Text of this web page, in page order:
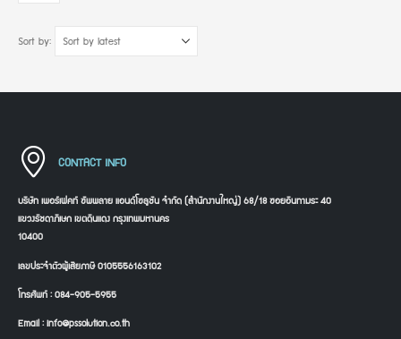
Sort by:
CONTACT INFO
บริษัท เพอร์เฟคท์ ซัพพลาย แอนด์โซลูชัน จำกัด (สำนักงานใหญ่) 68/18 ซอยอินทามระ 40
แขวงรัชดาภิเษก เขตดินแดง กรุงเทพมหานคร
10400
เลขประจำตัวผู้เสียภาษี 0105556163102
โทรศัพท์ : 084-905-5955
Email : info@pssolution.co.th